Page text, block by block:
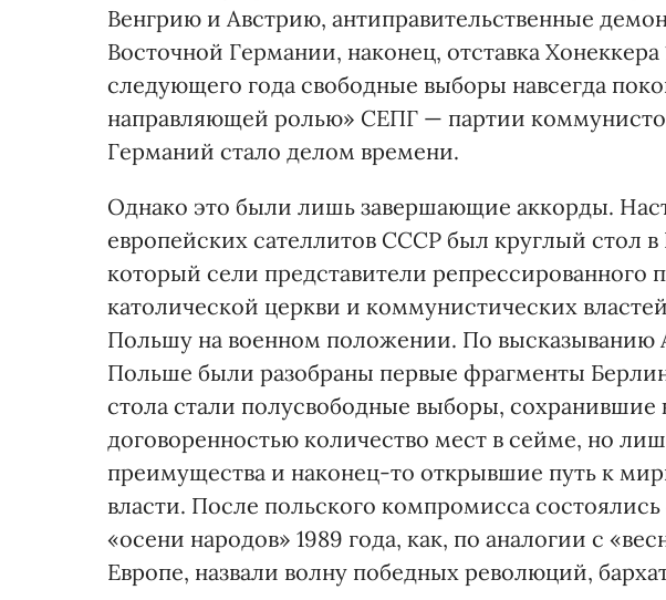
Венгрию и Австрию, антиправительственные
Восточной Германии, наконец, отставка Хонеккера
следующего года свободные выборы навсегда
направляющей ролью» СЕПГ — партии
Германий стало делом времени.
Однако это были лишь завершающие аккорды.
европейских сателлитов СССР был круглый стол в
который сели представители репрессированного
католической церкви и коммунистических
Польшу на военном положении. По высказыванию
Польше были разобраны первые фрагменты
стола стали полусвободные выборы,
договоренностью количество мест в сейме, но
преимущества и наконец-то открывшие путь к
власти. После польского компромисса
«осени народов» 1989 года, как, по аналогии с
Европе, назвали волну победных революций,